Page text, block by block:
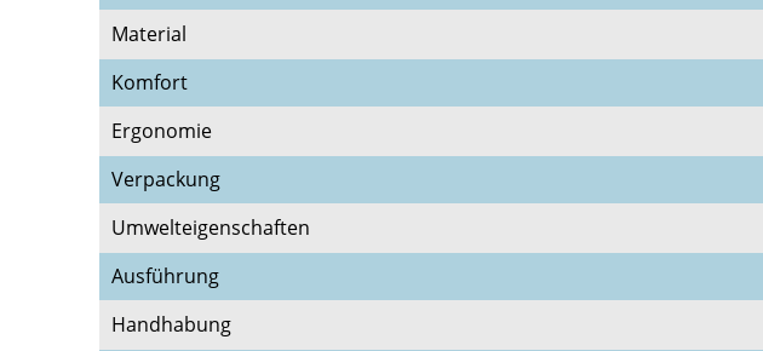
Material
Komfort
Ergonomie
Verpackung
Umwelteigenschaften
Ausführung
Handhabung